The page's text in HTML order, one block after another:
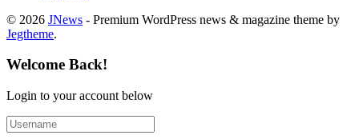
© 2026 JNews - Premium WordPress news & magazine theme by
Jegtheme.
Welcome Back!
Login to your account below